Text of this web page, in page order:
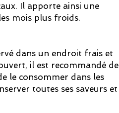
Il apporte ainsi une
mois plus froids.
dans un endroit frais et
il est recommandé de
le consommer dans les
toutes ses saveurs et